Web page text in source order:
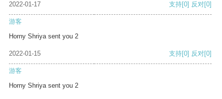
2022-01-17 支持[0] 反对[0]
游客
Horny Shriya sent you 2
2022-01-15 支持[0] 反对[0]
游客
Horny Shriya sent you 2